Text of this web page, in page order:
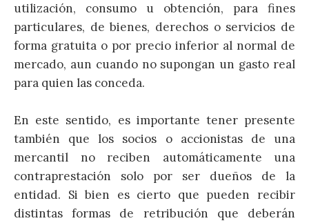
utilización, consumo u obtención, para fines
particulares, de bienes, derechos o servicios de
forma gratuita o por precio inferior al normal de
mercado, aun cuando no supongan un gasto real
para quien las conceda.
En este sentido, es importante tener presente
también que los socios o accionistas de una
mercantil no reciben automáticamente una
contraprestación solo por ser dueños de la
entidad. Si bien es cierto que pueden recibir
distintas formas de retribución que deberán